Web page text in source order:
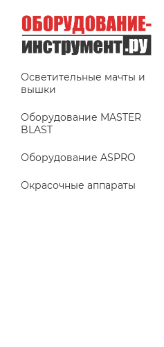
Осветительные мачты и
вышки
Оборудование MASTER
BLAST
Оборудование ASPRO
Окрасочные аппараты